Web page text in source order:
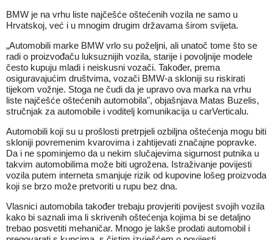
BMW je na vrhu liste najčešće oštećenih vozila ne samo u
Hrvatskoj, već i u mnogim drugim državama širom svijeta.
„Automobili marke BMW vrlo su poželjni, ali unatoč tome što se
radi o proizvođaču luksuznijih vozila, starije i povoljnije modele
često kupuju mladi i neiskusni vozači. Također, prema
osiguravajućim društvima, vozači BMW-a skloniji su riskirati
tijekom vožnje. Stoga ne čudi da je upravo ova marka na vrhu
liste najčešće oštećenih automobila", objašnjava Matas Buzelis,
stručnjak za automobile i voditelj komunikacija u carVerticalu.
Automobili koji su u prošlosti pretrpjeli ozbiljna oštećenja mogu biti
skloniji povremenim kvarovima i zahtijevati značajne popravke.
Da i ne spominjemo da u nekim slučajevima sigurnost putnika u
takvim automobilima može biti ugrožena. Istraživanje povijesti
vozila putem interneta smanjuje rizik od kupovine lošeg proizvoda
koji se brzo može pretvoriti u rupu bez dna.
Vlasnici automobila također trebaju provjeriti povijest svojih vozila
kako bi saznali ima li skrivenih oštećenja kojima bi se detaljno
trebao posvetiti mehaničar. Mnogo je lakše prodati automobil i